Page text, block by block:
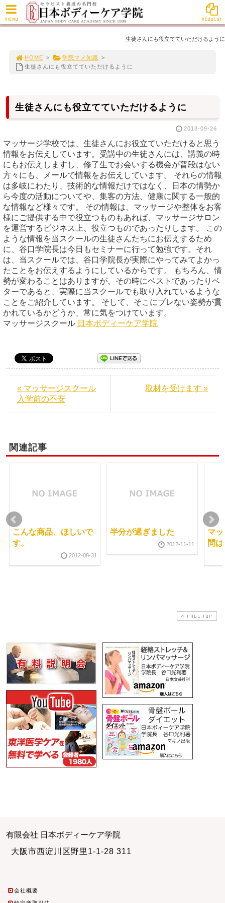
生徒さんにも役立てていただけるように
HOME > 学院マメ知識
>
生徒さんにも役立てていただけるように
生徒さんにも役立てていただけるように
2013-09-26
マッサージ学校では、生徒さんにお役立ていただけると思う
情報をお伝えしています。受講中の生徒さんには、講義の時
にもお伝えしますし、修了生でお会いする機会が普段はない
方々にも、メールで情報をお伝えしています。 それらの情報
は多岐にわたり、技術的な情報だけではなく、日本の情勢か
ら今度の活動についてや、集客の方法、健康に関する一般的
な情報など様々です。 その情報は、マッサージや整体をお客
様にご提供する中で役立つものもあれば、マッサージサロン
を運営するビジネス上、役立つものであったりします。 この
ような情報を当スクールの生徒さんたちにお伝えするため
に、谷口学院長は今日もセミナーに行って勉強です。それ
は、当スクールでは、谷口学院長が実際にやってみてよかっ
たことをお伝えするようにしているからです。 もちろん、情
勢が変わることはありますが、その時にベストであったりベ
ターであると、実際に当スクールでも取り入れているような
ことをご紹介しています。 そして、そこにブレない姿勢が貫
かれているかどうか、常に気をつけています。
マッサージスクール 日本ボディーケア学院
« マッサージスクール
入学前の不安
取材を受けます »
関連記事
こんな商品、ほしいで
す。
2012-08-31
半分が過ぎました
2012-11-11
マ
問
PAGE TOP
有限会社 日本ボディーケア学院
大阪市西淀川区野里1-1-28 311
会社概要
MENU REQUEST